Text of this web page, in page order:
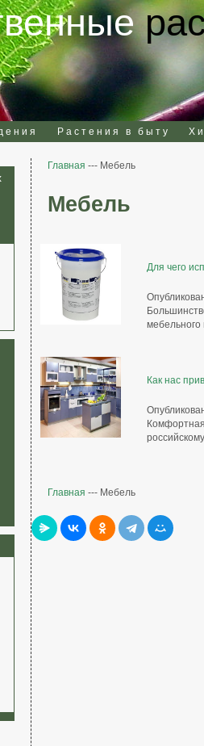
Растения в быту
Главная --- Мебель
Мебель
Для чего
мебельного
Как нас
Главная --- Мебель